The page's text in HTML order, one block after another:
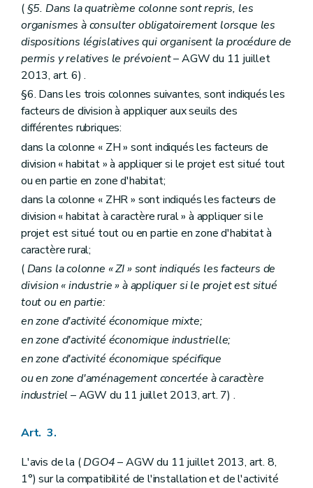
( §5. Dans la quatrième colonne sont repris, les
organismes à consulter obligatoirement lorsque les
dispositions législatives qui organisent la procédure de
permis y relatives le prévoient– AGW du 11 juillet
2013, art. 6) .
§6. Dans les trois colonnes suivantes, sont indiqués les
facteurs de division à appliquer aux seuils des
différentes rubriques:
dans la colonne « ZH » sont indiqués les facteurs de
division « habitat » à appliquer si le projet est situé tout
ou en partie en zone d'habitat;
dans la colonne « ZHR » sont indiqués les facteurs de
division « habitat à caractère rural » à appliquer si le
projet est situé tout ou en partie en zone d'habitat à
caractère rural;
(Dans la colonne « ZI » sont indiqués les facteurs de
division « industrie » à appliquer si le projet est situé
tout ou en partie:
en zone d'activité économique mixte;
en zone d'activité économique industrielle;
en zone d'activité économique spécifique
ou en zone d'aménagement concertée à caractère
industriel – AGW du 11 juillet 2013, art. 7) .
Art. 3.
L'avis de la (DGO4– AGW du 11 juillet 2013, art. 8,
1°) sur la compatibilité de l'installation et de l'activité